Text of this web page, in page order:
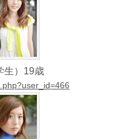
生）19歳